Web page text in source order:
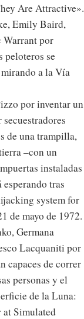
Are Attractive».
Emily Baird,
por
peloteros se
a la Vía
por inventar un
de una trampilla,
–con un
instaladas
tras
system for
de mayo de 1972.
Germana
Lacquaniti por
capaces de correr
personas y el
de la Luna:
at Simulated